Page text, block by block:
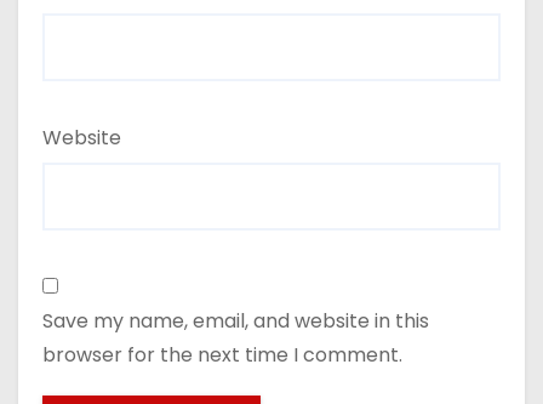
Website
Save my name, email, and website in this
browser for the next time I comment.